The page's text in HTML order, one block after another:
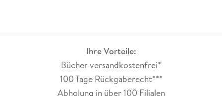
Ihre Vorteile:
Bücher versandkostenfrei*
100 Tage Rückgaberecht***
Abholung in über 100 Filialen